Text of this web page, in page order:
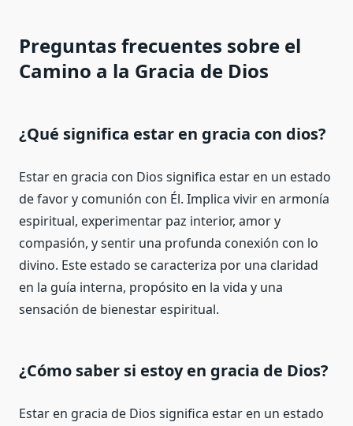
Preguntas frecuentes sobre el
Camino a la Gracia de Dios
¿Qué significa estar en gracia con dios?
Estar en gracia con Dios significa estar en un estado
de favor y comunión con Él. Implica vivir en armonía
espiritual, experimentar paz interior, amor y
compasión, y sentir una profunda conexión con lo
divino. Este estado se caracteriza por una claridad
en la guía interna, propósito en la vida y una
sensación de bienestar espiritual.
¿Cómo saber si estoy en gracia de Dios?
Estar en gracia de Dios significa estar en un estado